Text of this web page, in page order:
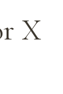
X